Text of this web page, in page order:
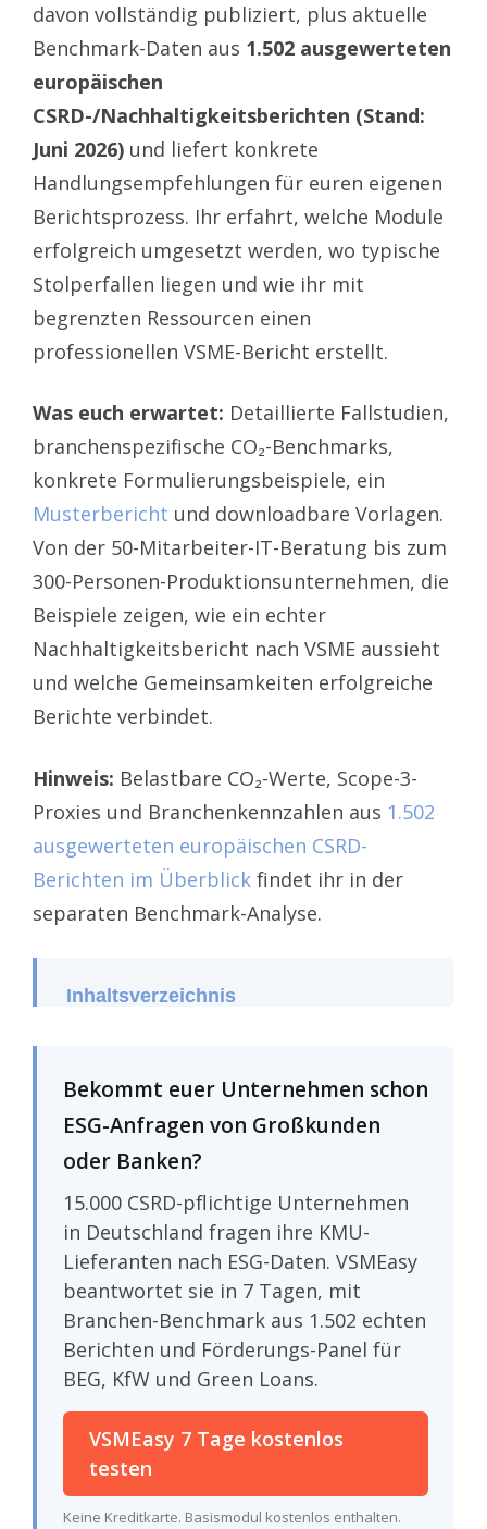
davon vollständig publiziert, plus aktuelle
Benchmark-Daten aus 1.502 ausgewerteten
europäischen
CSRD-/Nachhaltigkeitsberichten (Stand:
Juni 2026) und liefert konkrete
Handlungsempfehlungen für euren eigenen
Berichtsprozess. Ihr erfahrt, welche Module
erfolgreich umgesetzt werden, wo typische
Stolperfallen liegen und wie ihr mit
begrenzten Ressourcen einen
professionellen VSME-Bericht erstellt.
Was euch erwartet: Detaillierte Fallstudien,
branchenspezifische CO₂-Benchmarks,
konkrete Formulierungsbeispiele, ein
Musterbericht und downloadbare Vorlagen.
Von der 50-Mitarbeiter-IT-Beratung bis zum
300-Personen-Produktionsunternehmen, die
Beispiele zeigen, wie ein echter
Nachhaltigkeitsbericht nach VSME aussieht
und welche Gemeinsamkeiten erfolgreiche
Berichte verbindet.
Hinweis: Belastbare CO₂-Werte, Scope-3-
Proxies und Branchenkennzahlen aus 1.502
ausgewerteten europäischen CSRD-
Berichten im Überblick findet ihr in der
separaten Benchmark-Analyse.
Inhaltsverzeichnis
Die 10 VSME-Beispiele: Von
Startups bis Mittelstand
Die VSME Data Box: CO₂-
Emissionen pro Mitarbeiter nach
Branchen
Kernelemente erfolgreicher VSME-
Berichte: Was die Beispiele
gemeinsam haben
Häufige Stolperfallen und wie ihr
sie vermeidet
VSME Basic vs. Comprehensive:
Entscheidungshilfe anhand der
Beispiele
VSME-Bericht erstellen: 5-Schritte-
Von VSME zu CSRD:
Übergangspfade für wachsende
Unternehmen
Branchenspeziellen
Bekommt euer Unternehmen schon
ESG-Anfragen von Großkunden
oder Banken?
15.000 CSRD-pflichtige Unternehmen
in Deutschland fragen ihre KMU-
Lieferanten nach ESG-Daten. VSMEasy
beantwortet sie in 7 Tagen, mit
Branchen-Benchmark aus 1.502 echten
Berichten und Förderungs-Panel für
BEG, KfW und Green Loans.
VSMEasy 7 Tage kostenlos
testen
Keine Kreditkarte. Basismodul kostenlos enthalten.